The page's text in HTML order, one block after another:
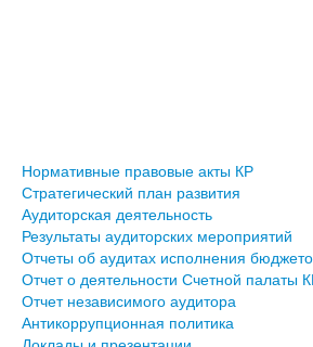
Нормативные правовые акты КР
Стратегический план развития
Аудиторская деятельность
Результаты аудиторских мероприятий
Отчеты об аудитах исполнения
Отчет о деятельности Счетной палаты
Отчет независимого аудитора
Антикоррупционная политика